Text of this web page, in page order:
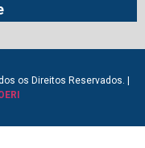
os Direitos Reservados. |